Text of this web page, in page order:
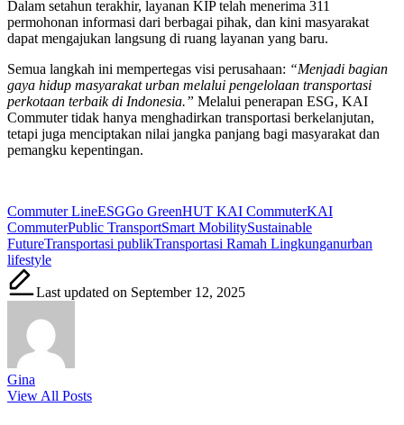
Dalam setahun terakhir, layanan KIP telah menerima 311
permohonan informasi dari berbagai pihak, dan kini masyarakat
dapat mengajukan langsung di ruang layanan yang baru.
Semua langkah ini mempertegas visi perusahaan: “Menjadi bagian
gaya hidup masyarakat urban melalui pengelolaan transportasi
perkotaan terbaik di Indonesia.” Melalui penerapan ESG, KAI
Commuter tidak hanya menghadirkan transportasi berkelanjutan,
tetapi juga menciptakan nilai jangka panjang bagi masyarakat dan
pemangku kepentingan.
Tags:
Commuter LineESGGo GreenHUT KAI CommuterKAI
CommuterPublic TransportSmart MobilitySustainable
FutureTransportasi publikTransportasi Ramah Lingkunganurban
lifestyle
Last updated on September 12, 2025
Gina
View All Posts